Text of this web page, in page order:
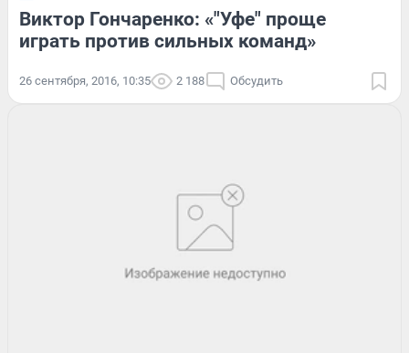
Виктор Гончаренко: «"Уфе" проще
играть против сильных команд»
26 сентября, 2016, 10:35 2 188 Обсудить